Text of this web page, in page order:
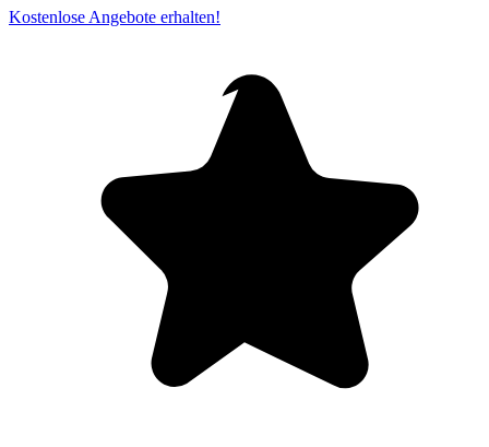
Kostenlose Angebote erhalten!